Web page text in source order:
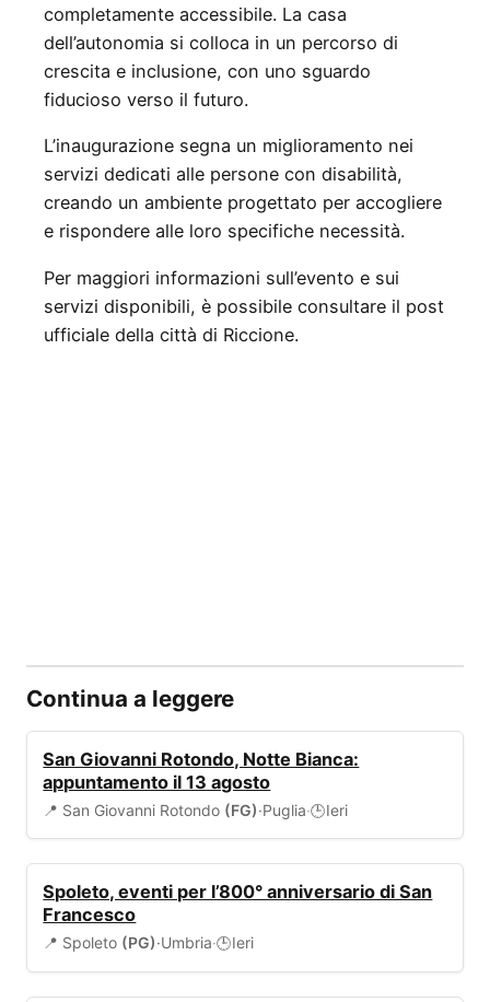
completamente accessibile. La casa
dell’autonomia si colloca in un percorso di
crescita e inclusione, con uno sguardo
fiducioso verso il futuro.
L’inaugurazione segna un miglioramento nei
servizi dedicati alle persone con disabilità,
creando un ambiente progettato per accogliere
e rispondere alle loro specifiche necessità.
Per maggiori informazioni sull’evento e sui
servizi disponibili, è possibile consultare il post
ufficiale della città di Riccione.
Continua a leggere
San Giovanni Rotondo, Notte Bianca:
appuntamento il 13 agosto
📍 San Giovanni Rotondo (FG)·Puglia·🕒Ieri
Spoleto, eventi per l’800° anniversario di San
Francesco
📍 Spoleto (PG)·Umbria·🕒Ieri